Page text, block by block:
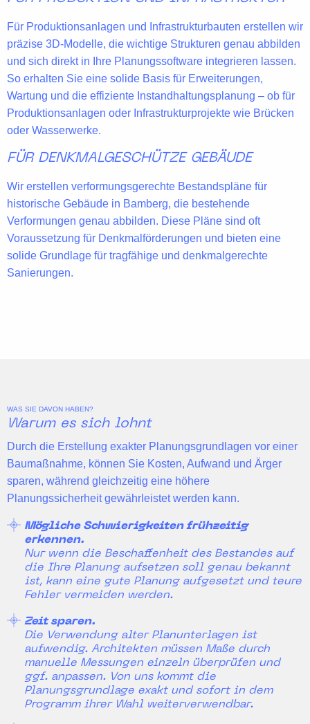
Für Produktionsanlagen und Infrastrukturbauten erstellen wir
präzise 3D-Modelle, die wichtige Strukturen genau abbilden
und sich direkt in Ihre Planungssoftware integrieren lassen.
So erhalten Sie eine solide Basis für Erweiterungen,
Wartung und die effiziente Instandhaltungsplanung – ob für
Produktionsanlagen oder Infrastrukturprojekte wie Brücken
oder Wasserwerke.
FÜR DENKMALGESCHÜTZE GEBÄUDE
Wir erstellen verformungsgerechte Bestandspläne für
historische Gebäude in Bamberg, die bestehende
Verformungen genau abbilden. Diese Pläne sind oft
Voraussetzung für Denkmalförderungen und bieten eine
solide Grundlage für tragfähige und denkmalgerechte
Sanierungen.
WAS SIE DAVON HABEN?
Warum es sich lohnt
Durch die Erstellung exakter Planungsgrundlagen vor einer
Baumaßnahme, können Sie Kosten, Aufwand und Ärger
sparen, während gleichzeitig eine höhere
Planungssicherheit gewährleistet werden kann.
Mögliche Schwierigkeiten frühzeitig
erkennen.
Nur wenn die Beschaffenheit des Bestandes auf
die Ihre Planung aufsetzen soll genau bekannt
ist, kann eine gute Planung aufgesetzt und teure
Fehler vermeiden werden.
Zeit sparen.
Die Verwendung alter Planunterlagen ist
aufwendig. Architekten müssen Maße durch
manuelle Messungen einzeln überprüfen und
ggf. anpassen. Von uns kommt die
Planungsgrundlage exakt und sofort in dem
Programm ihrer Wahl weiterverwendbar.